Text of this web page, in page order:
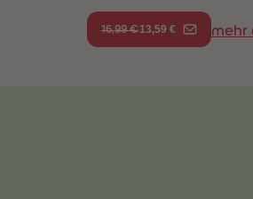
16,99 €13,59 € mehr